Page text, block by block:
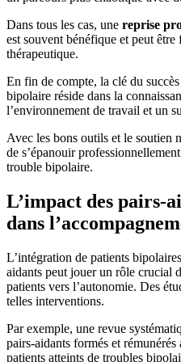
Dans tous les cas, une reprise
est souvent bénéfique et peut
thérapeutique.
En fin de compte, la clé du
bipolaire réside dans la
l’environnement de travail et un
Avec les bons outils et le soutien
de s’épanouir
trouble bipolaire.
L’impact des pairs-
dans
L’intégration de patients
aidants peut jouer un rôle crucial
patients vers l’autonomie. Des
telles interventions.
Par exemple, une revue
pairs-aidants formés et
patients atteints de troubles